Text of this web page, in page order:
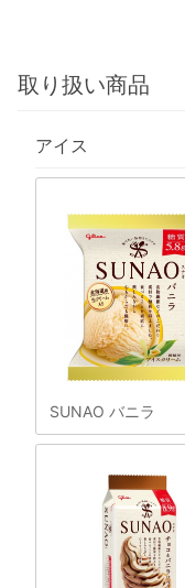
取り扱い商品
アイス
SUNAO バニラ